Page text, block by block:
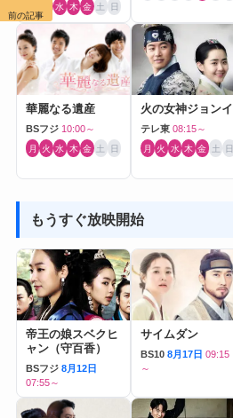
水 木 金 土 日
華麗なる遺産
BSフジ 10:00～
月 火 水 木 金 土 日
火の女神ジョンイ
テレ東 08:15～
月 火 水 木 金 土 日
もうすぐ放映開始
帝王の娘スベクヒ
ャン（守百香）
BSフジ 8月12日
07:55～
サイムダン
BS10 8月17日 09:15
～
前の記事